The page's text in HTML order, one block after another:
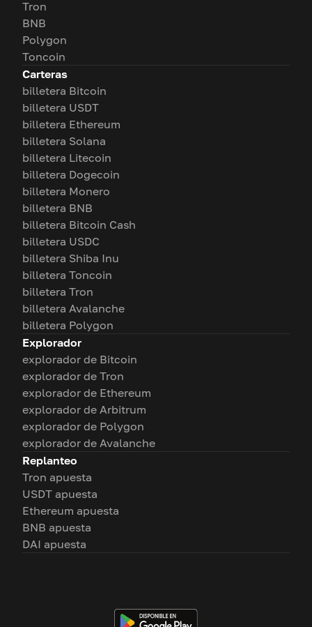
Tron
BNB
Polygon
Toncoin
Carteras
billetera Bitcoin
billetera USDT
billetera Ethereum
billetera Solana
billetera Litecoin
billetera Dogecoin
billetera Monero
billetera BNB
billetera Bitcoin Cash
billetera USDC
billetera Shiba Inu
billetera Toncoin
billetera Tron
billetera Avalanche
billetera Polygon
Explorador
explorador de Bitcoin
explorador de Tron
explorador de Ethereum
explorador de Arbitrum
explorador de Polygon
explorador de Avalanche
Replanteo
Tron apuesta
USDT apuesta
Ethereum apuesta
BNB apuesta
DAI apuesta